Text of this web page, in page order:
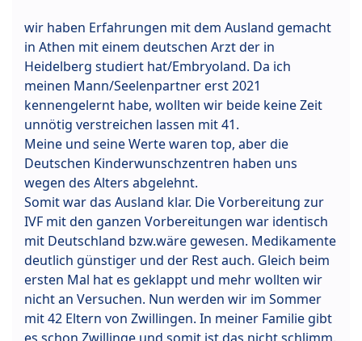
wir haben Erfahrungen mit dem Ausland gemacht
in Athen mit einem deutschen Arzt der in
Heidelberg studiert hat/Embryoland. Da ich
meinen Mann/Seelenpartner erst 2021
kennengelernt habe, wollten wir beide keine Zeit
unnötig verstreichen lassen mit 41.
Meine und seine Werte waren top, aber die
Deutschen Kinderwunschzentren haben uns
wegen des Alters abgelehnt.
Somit war das Ausland klar. Die Vorbereitung zur
IVF mit den ganzen Vorbereitungen war identisch
mit Deutschland bzw.wäre gewesen. Medikamente
deutlich günstiger und der Rest auch. Gleich beim
ersten Mal hat es geklappt und mehr wollten wir
nicht an Versuchen. Nun werden wir im Sommer
mit 42 Eltern von Zwillingen. In meiner Familie gibt